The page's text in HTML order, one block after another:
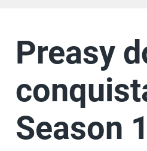
Preasy
Season